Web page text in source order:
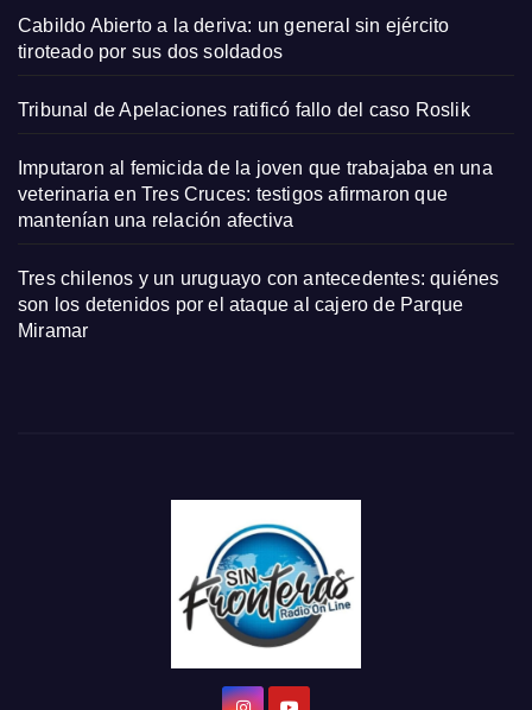
Cabildo Abierto a la deriva: un general sin ejército
tiroteado por sus dos soldados
Tribunal de Apelaciones ratificó fallo del caso Roslik
Imputaron al femicida de la joven que trabajaba en una
veterinaria en Tres Cruces: testigos afirmaron que
mantenían una relación afectiva
Tres chilenos y un uruguayo con antecedentes: quiénes
son los detenidos por el ataque al cajero de Parque
Miramar